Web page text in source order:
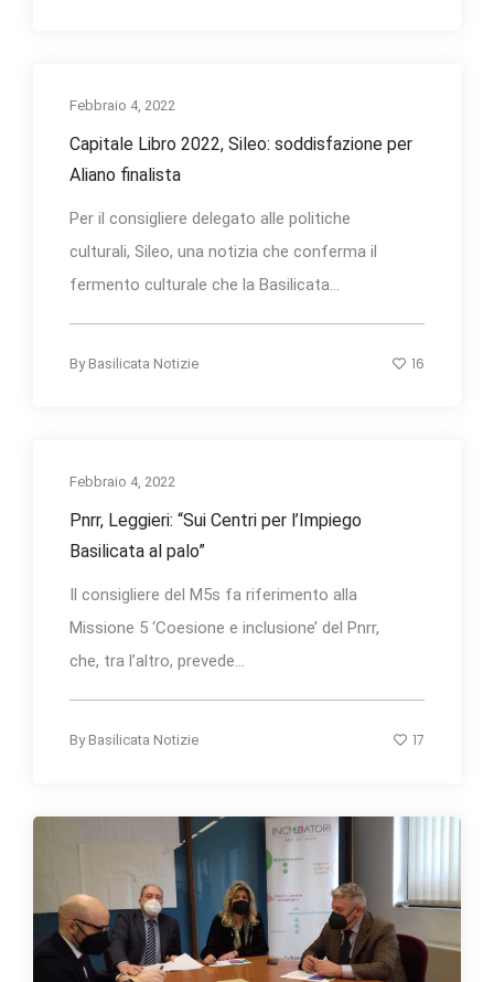
Febbraio 4, 2022
Capitale Libro 2022, Sileo: soddisfazione per
Aliano finalista
Per il consigliere delegato alle politiche
culturali, Sileo, una notizia che conferma il
fermento culturale che la Basilicata...
By Basilicata Notizie 16
Febbraio 4, 2022
Pnrr, Leggieri: “Sui Centri per l’Impiego
Basilicata al palo”
Il consigliere del M5s fa riferimento alla
Missione 5 ‘Coesione e inclusione’ del Pnrr,
che, tra l’altro, prevede...
By Basilicata Notizie 17